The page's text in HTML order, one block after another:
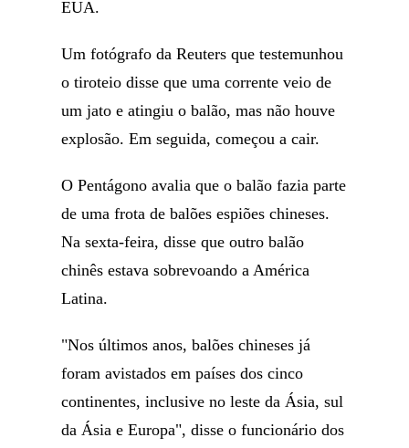
EUA.
Um fotógrafo da Reuters que testemunhou
o tiroteio disse que uma corrente veio de
um jato e atingiu o balão, mas não houve
explosão. Em seguida, começou a cair.
O Pentágono avalia que o balão fazia parte
de uma frota de balões espiões chineses.
Na sexta-feira, disse que outro balão
chinês estava sobrevoando a América
Latina.
"Nos últimos anos, balões chineses já
foram avistados em países dos cinco
continentes, inclusive no leste da Ásia, sul
da Ásia e Europa", disse o funcionário dos